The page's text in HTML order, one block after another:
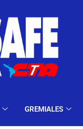
GREMIALES
NIVELES Y